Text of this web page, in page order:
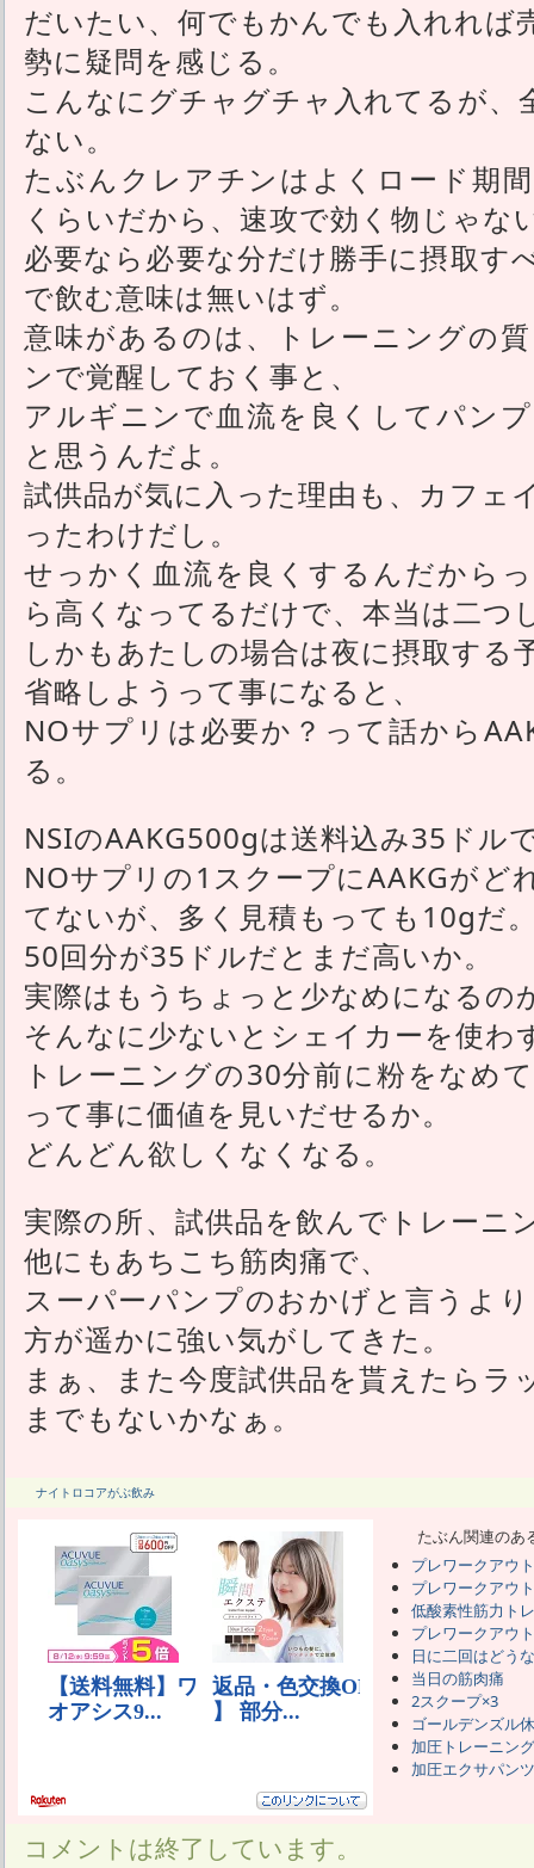
だいたい、何でもかんでも入れれば
勢に疑問を感じる。
こんなにグチャグチャ入れてるが、
ない。
たぶんクレアチンはよくロード期
くらいだから、速攻で効く物じゃな
必要なら必要な分だけ勝手に摂取す
で飲む意味は無いはず。
意味があるのは、トレーニングの
ンで覚醒しておく事と、
アルギニンで血流を良くしてパン
と思うんだよ。
試供品が気に入った理由も、カフェ
ったわけだし。
せっかく血流を良くするんだから
ら高くなってるだけで、本当は二つ
しかもあたしの場合は夜に摂取する
省略しようって事になると、
NOサプリは必要か？って話から
る。
NSIのAAKG500gは送料込み35ドル
NOサプリの1スクープにAAKGがど
てないが、多く見積もっても10gだ
50回分が35ドルだとまだ高いか。
実際はもうちょっと少なめになるの
そんなに少ないとシェイカーを使わ
トレーニングの30分前に粉をなめ
って事に価値を見いだせるか。
どんどん欲しくなくなる。
実際の所、試供品を飲んでトレーニ
他にもあちこち筋肉痛で、
スーパーパンプのおかげと言うよ
方が遥かに強い気がしてきた。
まぁ、また今度試供品を貰えたらラ
までもないかなぁ。
ナイトロコアがぶ飲み
たぶん関連のあ
プレワークアウト
プレワークアウ
低酸素性筋力ト
プレワークアウ
日に二回はどう
当日の筋肉痛
2スクープ×3
ゴールデンズル
加圧トレーニング
加圧エクサパンツ
コメントは終了しています。